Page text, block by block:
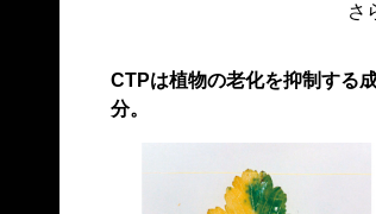
さ
CTPは植物の老化を抑制する
分。